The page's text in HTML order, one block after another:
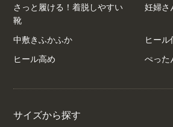
さっと履ける！着脱しやすい
靴
妊婦さ
中敷きふかふか ヒール
ヒール高め ぺった
サイズから探す